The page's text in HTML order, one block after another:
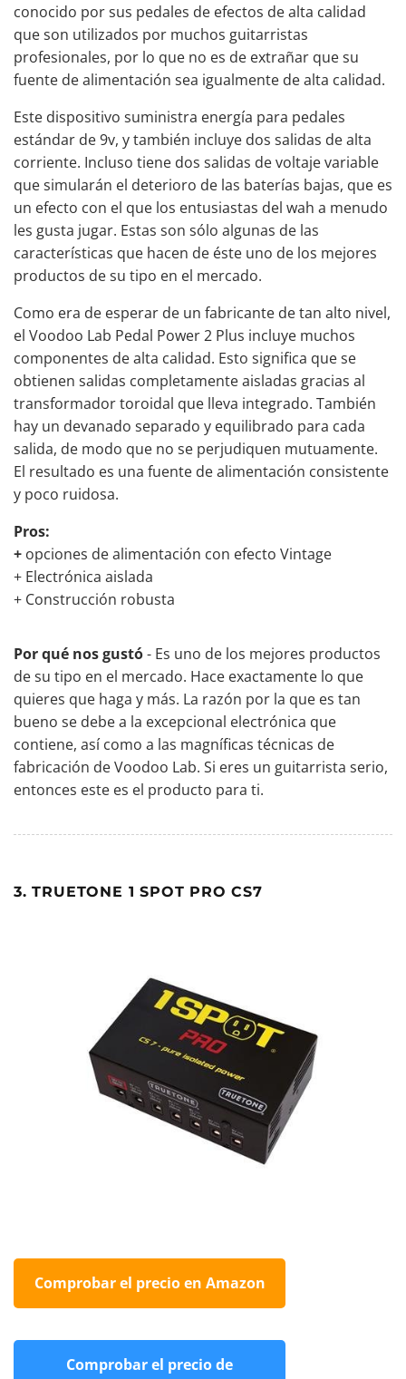
conocido por sus pedales de efectos de alta calidad
que son utilizados por muchos guitarristas
profesionales, por lo que no es de extrañar que su
fuente de alimentación sea igualmente de alta calidad.
Este dispositivo suministra energía para pedales
estándar de 9v, y también incluye dos salidas de alta
corriente. Incluso tiene dos salidas de voltaje variable
que simularán el deterioro de las baterías bajas, que es
un efecto con el que los entusiastas del wah a menudo
les gusta jugar. Estas son sólo algunas de las
características que hacen de éste uno de los mejores
productos de su tipo en el mercado.
Como era de esperar de un fabricante de tan alto nivel,
el Voodoo Lab Pedal Power2 Plus incluye muchos
componentes de alta calidad. Esto significa que se
obtienen salidas completamente aisladas gracias al
transformador toroidal que lleva integrado. También
hay un devanado separado y equilibrado para cada
salida, de modo que no se perjudiquen mutuamente.
El resultado es una fuente de alimentación consistente
y poco ruidosa.
Pros:
+ opciones de alimentación con efecto Vintage
+ Electrónica aislada
+ Construcción robusta
Por qué nos gustó- Es uno de los mejores productos
de su tipo en el mercado. Hace exactamente lo que
quieres que haga y más. La razón por la que es tan
bueno se debe a la excepcional electrónica que
contiene, así como a las magníficas técnicas de
fabricación de Voodoo Lab. Si eres un guitarrista serio,
entonces este es el producto para ti.
3. TRUETONE 1 SPOT PRO CS7
Comprobar el precio en Amazon
Comprobar el precio de